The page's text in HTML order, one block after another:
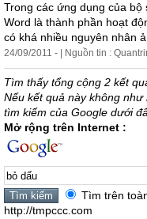
Trong các ứng dụng của
Word là thành phần hoạt
có khá nhiều nguyên nhân
24/09/2011 - | Nguồn tin :
Tìm thấy tổng cộng 2 kết
Nếu kết quả này không
tìm kiếm của Google dưới
Mở rộng trên Internet :
Tìm trên
http://tmpccc.com